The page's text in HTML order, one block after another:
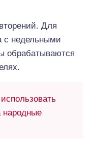
Для
с недельными
обрабатываются
народные